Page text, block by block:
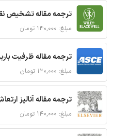
ترجمه مقاله تشخیص
مبلغ: ۱۴۰,۰۰۰ تومان
ترجمه مقاله ظرفیت
مبلغ: ۱۲۰,۰۰۰ تومان
ترجمه مقاله آنالیز
مبلغ: ۱۴۰,۰۰۰ تومان